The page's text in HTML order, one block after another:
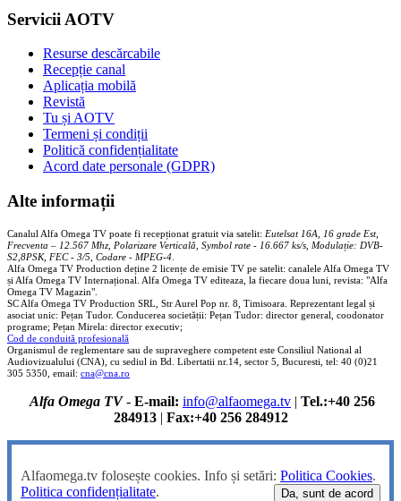
Servicii AOTV
Resurse descărcabile
Recepție canal
Aplicația mobilă
Revistă
Tu și AOTV
Termeni și condiții
Politică confidențialitate
Acord date personale (GDPR)
Alte informații
Canalul Alfa Omega TV poate fi recepționat gratuit via satelit: Eutelsat 16A, 16 grade Est,
Frecventa – 12.567 Mhz, Polarizare Verticală, Symbol rate - 16.667 ks/s, Modulație: DVB-
S2,8PSK, FEC - 3/5, Codare - MPEG-4
Alfa Omega TV Production deține 2 licențe de emisie TV pe satelit: canalele Alfa Omega TV
și Alfa Omega TV Internațional. Alfa Omega TV editeaza, la fiecare doua luni, revista: "Alfa
Omega TV Magazin".
SC Alfa Omega TV Production SRL, Str Aurel Pop nr. 8, Timisoara. Reprezentant legal și
asociat unic: Pețan Tudor. Conducerea societății: Pețan Tudor: director general, coodonator
programe; Pețan Mirela: director executiv;
Cod de conduită profesională
Organismul de reglementare sau de supraveghere competent este Consiliul National al
Audiovizualului (CNA), cu sediul in Bd. Libertatii nr.14, sector 5, Bucuresti, tel: 40 (0)21
305 5350, email: cna@cna.ro
Alfa Omega TV- E-mail: info@alfaomega.tv | Tel.:+40 256
284913| Fax:+40 256 284912
Alfaomega.tv folosește cookies. Info și setări: Politica Cookies.
Politica confidențialitate. Da, sunt de acord